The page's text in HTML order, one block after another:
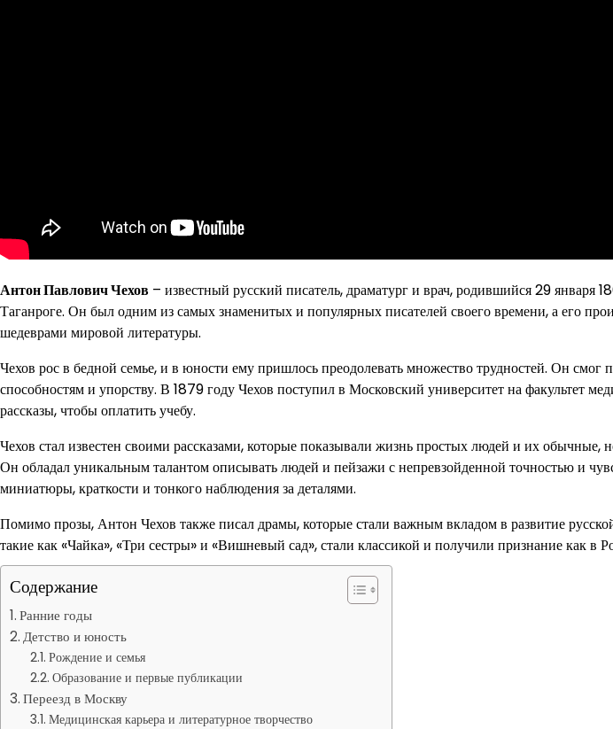
Антон Павлович Чехов – известный русский писатель, драматург и врач, родившийся 29 января
Таганроге. Он был одним из самых знаменитых и популярных писателей своего времени, а его
шедеврами мировой литературы.
Чехов рос в бедной семье, и в юности ему пришлось преодолевать множество трудностей. Он смог
способностям и упорству. В 1879 году Чехов поступил в Московский университет на факультет
рассказы, чтобы оплатить учебу.
Чехов стал известен своими рассказами, которые показывали жизнь простых людей и их обычные,
Он обладал уникальным талантом описывать людей и пейзажи с непревзойденной точностью и
миниатюры, краткости и тонкого наблюдения за деталями.
Помимо прозы, Антон Чехов также писал драмы, которые стали важным вкладом в развитие
такие как «Чайка», «Три сестры» и «Вишневый сад», стали классикой и получили признание как в
Содержание
Ранние годы
Детство и юность
Рождение и семья
Образование и первые публикации
Переезд в Москву
Медицинская карьера и литературное творчество